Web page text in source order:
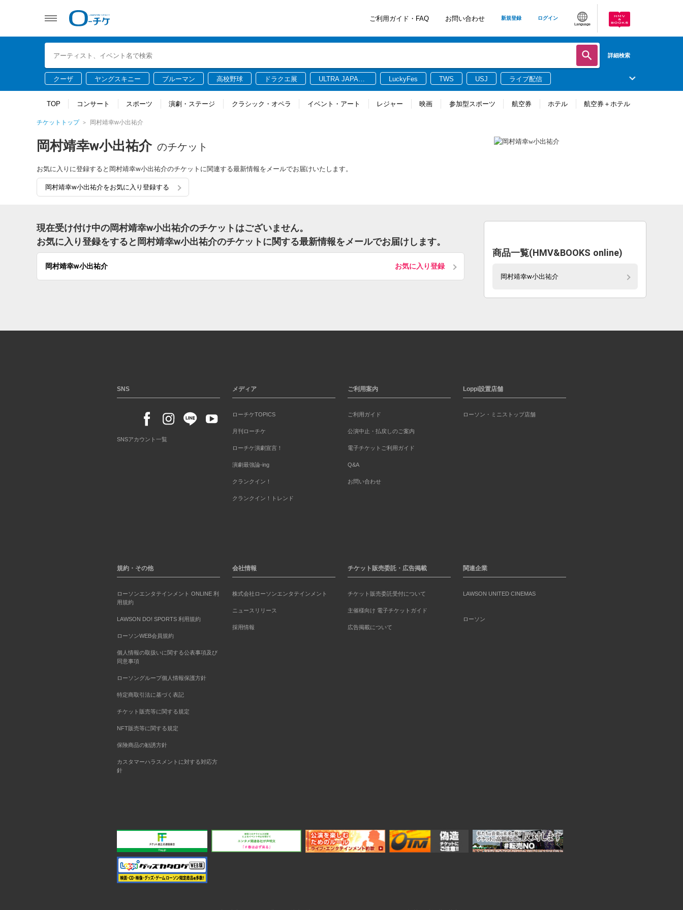
ご利用ガイド・FAQ お問い合わせ 新規登録 ログイン
Language
詳細検索
クーザ ヤングスキニー ブルーマン 高校野球 ドラクエ展
ULTRA JAPAN
LuckyFes TWS USJ ライブ配信
TOP コンサート スポーツ 演劇・ステージ クラシック・オペラ イベント・アート レジャー 映画 参加型スポーツ 航空券 ホテル 航空券＋ホテル
チケットトップ 岡村靖幸w小出祐介
岡村靖幸w小出祐介 のチケット
お気に入りに登録すると岡村靖幸w小出祐介のチケットに関連する最新情報をメールでお届けいたします。
岡村靖幸w小出祐介をお気に入り登録する
現在受け付け中の岡村靖幸w小出祐介のチケットはございません。
お気に入り登録をすると岡村靖幸w小出祐介のチケットに関する最新情報をメールでお届けします。
岡村靖幸w小出祐介 お気に入り登録
商品一覧(HMV&BOOKS online)
岡村靖幸w小出祐介
SNS
SNSアカウント一覧
メディア
ローチケTOPICS
月刊ローチケ
ローチケ演劇宣言！
演劇最強論-ing
クランクイン！
クランクイン！トレンド
ご利用案内
ご利用ガイド
公演中止・払戻しのご案内
電子チケットご利用ガイド
Q&A
お問い合わせ
Loppi設置店舗
ローソン・ミニストップ店舗
規約・その他
ローソンエンタテインメント ONLINE 利
用規約
LAWSON DO! SPORTS 利用規約
ローソンWEB会員規約
個人情報の取扱いに関する公表事項及び
同意事項
ローソングループ個人情報保護方針
特定商取引法に基づく表記
チケット販売等に関する規定
NFT販売等に関する規定
保険商品の勧誘方針
カスタマーハラスメントに対する対応方
針
会社情報
株式会社ローソンエンタテインメント
ニュースリリース
採用情報
チケット販売委託・広告掲載
チケット販売委託受付について
主催様向け 電子チケットガイド
広告掲載について
関連企業
LAWSON UNITED CINEMAS
ローソン